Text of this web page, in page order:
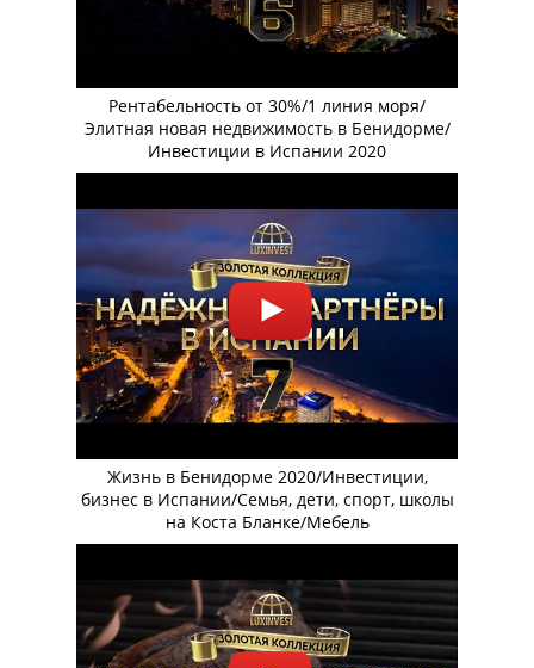
Рентабельность от 30%/1 линия моря/
Элитная новая недвижимость в Бенидорме/
Инвестиции в Испании 2020
Жизнь в Бенидорме 2020/Инвестиции,
бизнес в Испании/Семья, дети, спорт, школы
на Коста Бланке/Мебель